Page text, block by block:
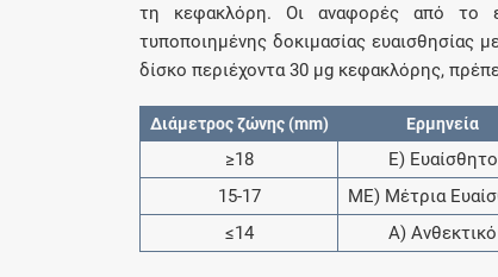
τη κεφακλόρη. Οι αναφορές από το
τυποποιημένης δοκιμασίας
δίσκο περιέχοντα 30 μg κεφακλόρης,
Διάμετρος ζώνης (mm) Eρμηνεία
≥18
Ε) Eυαίσθητο
15-17
ΜΕ) Μέτρια
≤14
Α) Ανθεκτικό